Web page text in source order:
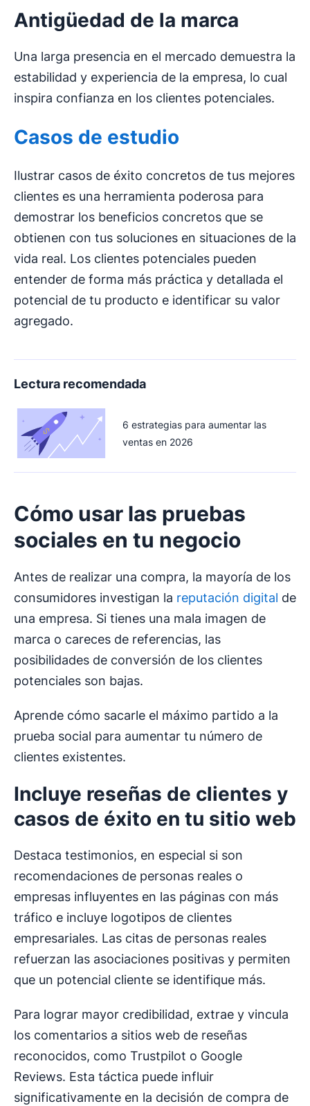
Antigüedad de la marca
Una larga presencia en el mercado demuestra la
estabilidad y experiencia de la empresa, lo cual
inspira confianza en los clientes potenciales.
Casos de estudio
Ilustrar casos de éxito concretos de tus mejores
clientes es una herramienta poderosa para
demostrar los beneficios concretos que se
obtienen con tus soluciones en situaciones de la
vida real. Los clientes potenciales pueden
entender de forma más práctica y detallada el
potencial de tu producto e identificar su valor
agregado.
Lectura recomendada
6 estrategias para aumentar las
ventas en 2026
Cómo usar las pruebas
sociales en tu negocio
Antes de realizar una compra, la mayoría de los
consumidores investigan la reputación digital de
una empresa. Si tienes una mala imagen de
marca o careces de referencias, las
posibilidades de conversión de los clientes
potenciales son bajas.
Aprende cómo sacarle el máximo partido a la
prueba social para aumentar tu número de
clientes existentes.
Incluye reseñas de clientes y
casos de éxito en tu sitio web
Destaca testimonios, en especial si son
recomendaciones de personas reales o
empresas influyentes en las páginas con más
tráfico e incluye logotipos de clientes
empresariales. Las citas de personas reales
refuerzan las asociaciones positivas y permiten
que un potencial cliente se identifique más.
Para lograr mayor credibilidad, extrae y vincula
los comentarios a sitios web de reseñas
reconocidos, como Trustpilot o Google
Reviews. Esta táctica puede influir
significativamente en la decisión de compra de